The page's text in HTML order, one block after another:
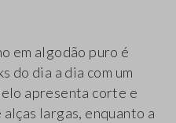
em algodão puro é
do dia a dia com um
apresenta corte e
largas, enquanto a